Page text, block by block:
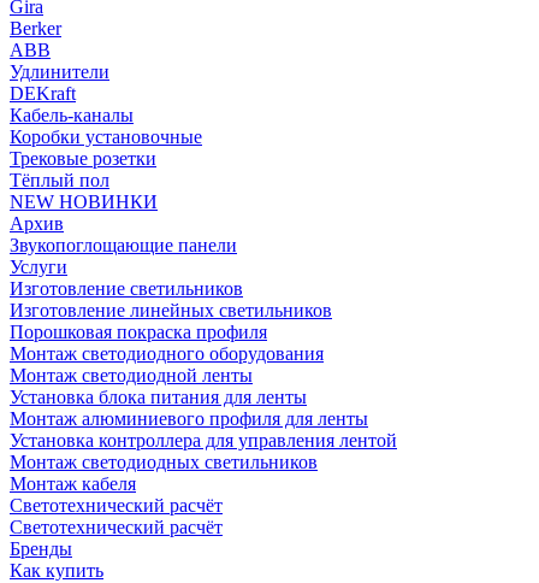
Gira
Berker
ABB
Удлинители
DEKraft
Кабель-каналы
Коробки установочные
Трековые розетки
Тёплый пол
NEW НОВИНКИ
Архив
Звукопоглощающие панели
Услуги
Изготовление светильников
Изготовление линейных светильников
Порошковая покраска профиля
Монтаж светодиодного оборудования
Монтаж светодиодной ленты
Установка блока питания для ленты
Монтаж алюминиевого профиля для ленты
Установка контроллера для управления лентой
Монтаж светодиодных светильников
Монтаж кабеля
Светотехнический расчёт
Светотехнический расчёт
Бренды
Как купить